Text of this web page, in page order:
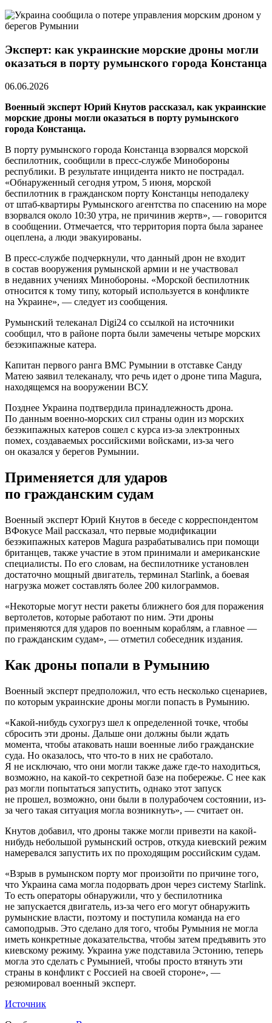
Эксперт: как украинские морские дроны могли
оказаться в порту румынского города Констанца
06.06.2026
Военный эксперт Юрий Кнутов рассказал, как украинские
морские дроны могли оказаться в порту румынского
города Констанца.
В порту румынского города Констанца взорвался морской
беспилотник, сообщили в пресс-службе Минобороны
республики. В результате инцидента никто не пострадал.
«Обнаруженный сегодня утром, 5 июня, морской
беспилотник в гражданском порту Констанцы неподалеку
от штаб-квартиры Румынского агентства по спасению на море
взорвался около 10:30 утра, не причинив жертв», — говорится
в сообщении. Отмечается, что территория порта была заранее
оцеплена, а люди эвакуированы.
В пресс-службе подчеркнули, что данный дрон не входит
в состав вооружения румынской армии и не участвовал
в недавних учениях Минобороны. «Морской беспилотник
относится к тому типу, который используется в конфликте
на Украине», — следует из сообщения.
Румынский телеканал Digi24 со ссылкой на источники
сообщил, что в районе порта были замечены четыре морских
безэкипажные катера.
Капитан первого ранга ВМС Румынии в отставке Санду
Матею заявил телеканалу, что речь идет о дроне типа Magura,
находящемся на вооружении ВСУ.
Позднее Украина подтвердила принадлежность дрона.
По данным военно-морских сил страны один из морских
безэкипажных катеров сошел с курса из-за электронных
помех, создаваемых российскими войсками, из-за чего
он оказался у берегов Румынии.
Применяется для ударов
по гражданским судам
Военный эксперт Юрий Кнутов в беседе с корреспондентом
ВФокусе Mail рассказал, что первые модификации
безэкипажных катеров Magura разрабатывались при помощи
британцев, также участие в этом принимали и американские
специалисты. По его словам, на беспилотнике установлен
достаточно мощный двигатель, терминал Starlink, а боевая
нагрузка может составлять более 200 килограммов.
«Некоторые могут нести ракеты ближнего боя для поражения
вертолетов, которые работают по ним. Эти дроны
применяются для ударов по военным кораблям, а главное —
по гражданским судам», — отметил собеседник издания.
Как дроны попали в Румынию
Военный эксперт предположил, что есть несколько сценариев,
по которым украинские дроны могли попасть в Румынию.
«Какой-нибудь сухогруз шел к определенной точке, чтобы
сбросить эти дроны. Дальше они должны были ждать
момента, чтобы атаковать наши военные либо гражданские
суда. Но оказалось, что что-то в них не сработало.
Я не исключаю, что они могли также даже где-то находиться,
возможно, на какой-то секретной базе на побережье. С нее как
раз могли попытаться запустить, однако этот запуск
не прошел, возможно, они были в полурабочем состоянии, из-
за чего такая ситуация могла возникнуть», — считает он.
Кнутов добавил, что дроны также могли привезти на какой-
нибудь небольшой румынский остров, откуда киевский режим
намеревался запустить их по проходящим российским судам.
«Взрыв в румынском порту мог произойти по причине того,
что Украина сама могла подорвать дрон через систему Starlink.
То есть операторы обнаружили, что у беспилотника
не запускается двигатель, из-за чего его могут обнаружить
румынские власти, поэтому и поступила команда на его
самоподрыв. Это сделано для того, чтобы Румыния не могла
иметь конкретные доказательства, чтобы затем предъявить это
киевскому режиму. Украина уже подставила Эстонию, теперь
могла это сделать с Румынией, чтобы просто втянуть эти
страны в конфликт с Россией на своей стороне», —
резюмировал военный эксперт.
Источник